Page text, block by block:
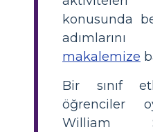
konusunda
makalemize
Bir sınıf
öğrenciler
William